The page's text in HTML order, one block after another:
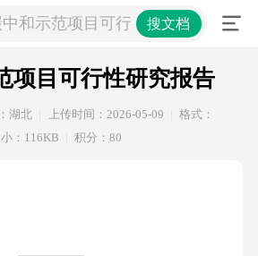
和示范项目可行性研究报告
搜文档
项目可行性研究报告
湖北 上传时间：2026-05-09
格式：
：116KB 积分：80